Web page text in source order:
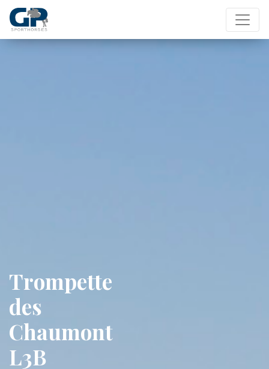
Trompette
des
Chaumont
L3B